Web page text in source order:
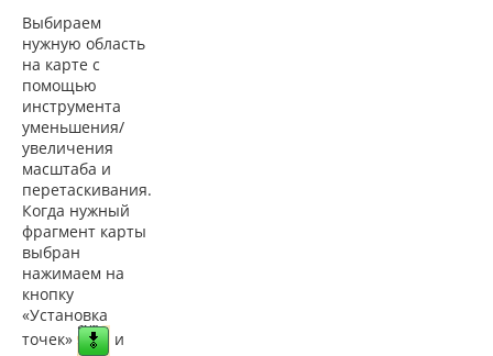
Выбираем
нужную область
на карте с
помощью
инструмента
уменьшения/
увеличения
масштаба и
перетаскивания.
Когда нужный
фрагмент карты
выбран
нажимаем на
кнопку
«Установка
точек»
и